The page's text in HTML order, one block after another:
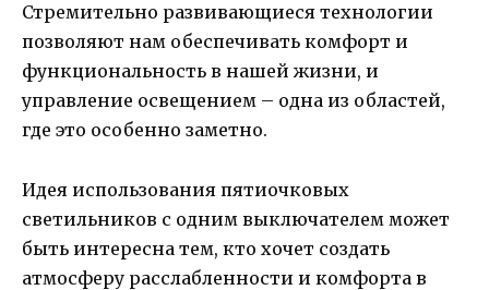
Стремительно развивающиеся технологии
позволяют нам обеспечивать комфорт и
функциональность в нашей жизни, и
управление освещением – одна из областей,
где это особенно заметно.
Идея использования пятиочковых
светильников с одним выключателем может
быть интересна тем, кто хочет создать
атмосферу расслабленности и комфорта в